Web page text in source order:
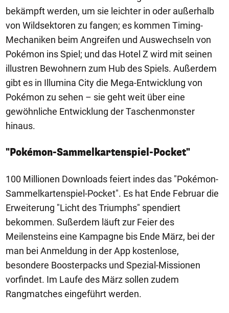
bekämpft werden, um sie leichter in oder außerhalb
von Wildsektoren zu fangen; es kommen Timing-
Mechaniken beim Angreifen und Auswechseln von
Pokémon ins Spiel; und das Hotel Z wird mit seinen
illustren Bewohnern zum Hub des Spiels. Außerdem
gibt es in Illumina City die Mega-Entwicklung von
Pokémon zu sehen – sie geht weit über eine
gewöhnliche Entwicklung der Taschenmonster
hinaus.
"Pokémon-Sammelkartenspiel-Pocket"
100 Millionen Downloads feiert indes das "Pokémon-
Sammelkartenspiel-Pocket". Es hat Ende Februar die
Erweiterung "Licht des Triumphs" spendiert
bekommen. Sußerdem läuft zur Feier des
Meilensteins eine Kampagne bis Ende März, bei der
man bei Anmeldung in der App kostenlose,
besondere Boosterpacks und Spezial-Missionen
vorfindet. Im Laufe des März sollen zudem
Rangmatches eingeführt werden.